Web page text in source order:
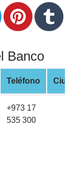
Banco
Teléfono
+973 17
535 300